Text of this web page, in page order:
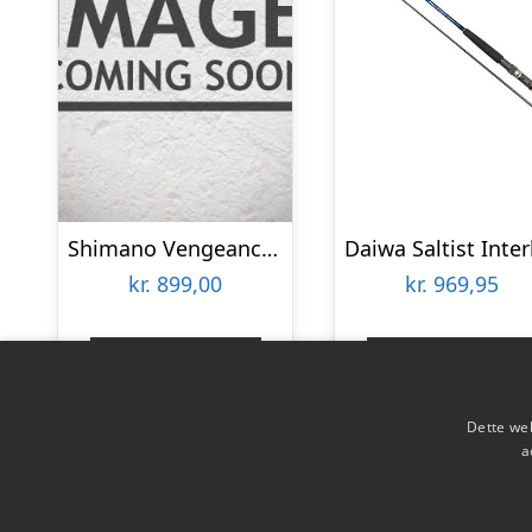
Shimano Vengeance Ax Slim Boat 7,6′ 20-30lbs – Pirkestang
kr. 899,00
kr. 969,95
Dette